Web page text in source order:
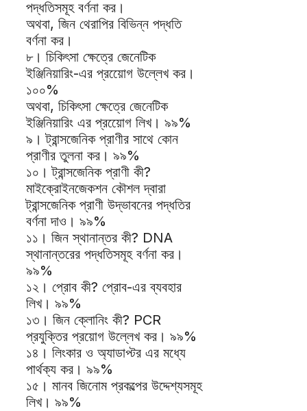
পদ্ধতিসমূহ বর্ণনা কর।
অথবা, জিন থেরাপির বিভিন্ন পদ্ধতি
বর্ণনা কর।
৮। চিকিৎসা ক্ষেত্রে জেনেটিক
ইঞ্জিনিয়ারিং-এর প্রয়োেগ উল্লেখ কর।
১০০%
অথবা, চিকিৎসা ক্ষেত্রে জেনেটিক
ইঞ্জিনিয়ারিং এর প্রয়োেগ লিখ। ৯৯%
৯। ট্রান্সজেনিক প্রাণীর সাথে কোন
প্রাণীর তুলনা কর। ৯৯%
১০। ট্রান্সজেনিক প্রাণী কী?
মাইক্রোইনজেকশন কৌশল দ্বারা
ট্রান্সজেনিক প্রাণী উদ্ভাবনের পদ্ধতির
বর্ণনা দাও। ৯৯%
১১। জিন স্থানান্তর কী? DNA
স্থানান্তরের পদ্ধতিসমূহ বর্ণনা কর।
৯৯%
১২। প্রোব কী? প্রোব-এর ব্যবহার
লিখ। ৯৯%
১৩। জিন ক্লোনিং কী? PCR
প্রযুক্তির প্রয়োগ উল্লেখ কর। ৯৯%
১৪। লিংকার ও অ্যাডাপ্টর এর মধ্যে
পার্থক্য কর। ৯৯%
১৫। মানব জিনোম প্রকল্পের উদ্দেশ্যসমূহ
লিখ। ৯৯%